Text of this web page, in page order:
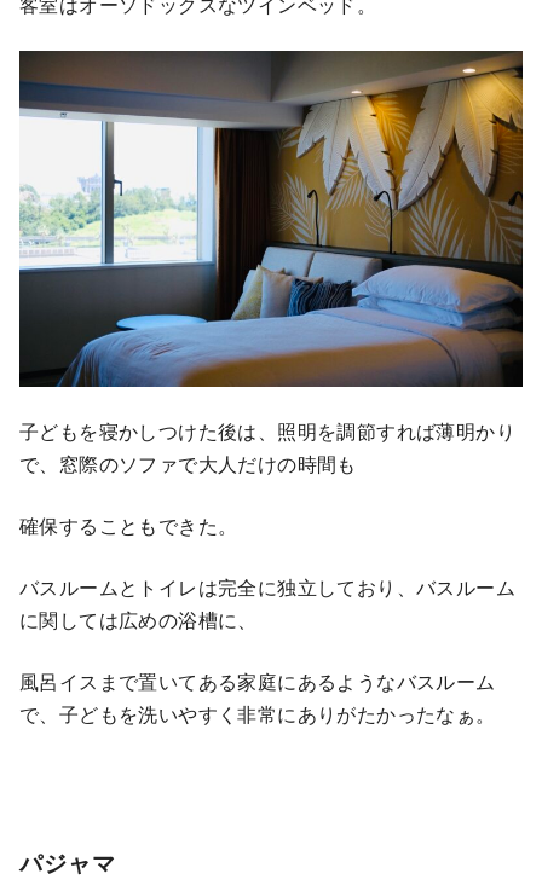
客室はオーソドックスなツインベッド。
子どもを寝かしつけた後は、照明を調節すれば薄明かり
で、窓際のソファで大人だけの時間も
確保することもできた。
バスルームとトイレは完全に独立しており、バスルーム
に関しては広めの浴槽に、
風呂イスまで置いてある家庭にあるようなバスルーム
で、子どもを洗いやすく非常にありがたかったなぁ。
パジャマ